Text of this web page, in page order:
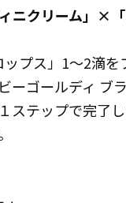
ニクリーム」×「
プス」1～2滴を
ゴールディ ブ
ステップで完了